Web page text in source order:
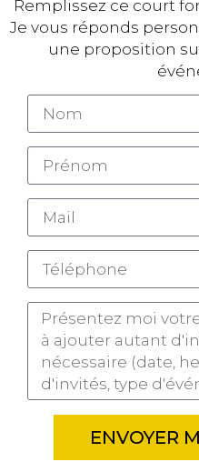
Remplissez ce court
Je vous réponds
une proposition
ENVOYER